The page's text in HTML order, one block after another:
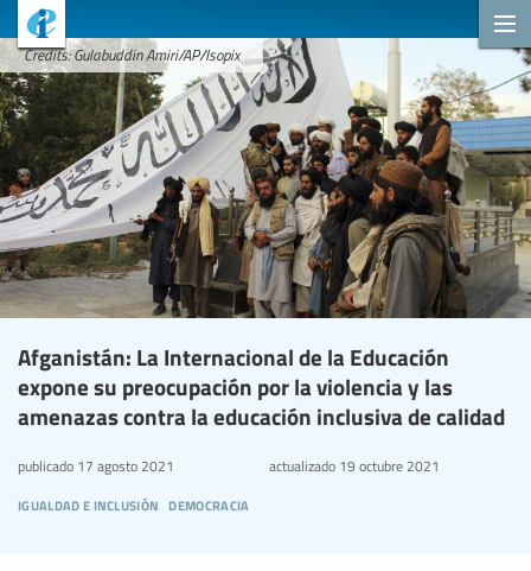
Credits: Gulabuddin Amiri/AP/Isopix
Afganistán: La Internacional de la Educación
expone su preocupación por la violencia y las
amenazas contra la educación inclusiva de calidad
igualdad e inclusión democracia
publicado 17 agosto 2021 actualizado19 octubre 2021